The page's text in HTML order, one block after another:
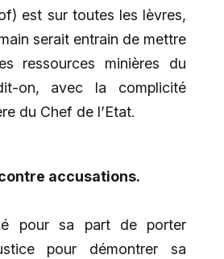
est sur toutes les lèvres,
serait entrain de mettre
ressources minières du
on, avec la complicité
du Chef de l’Etat.
accusations.
pour sa part de porter
pour démontrer sa